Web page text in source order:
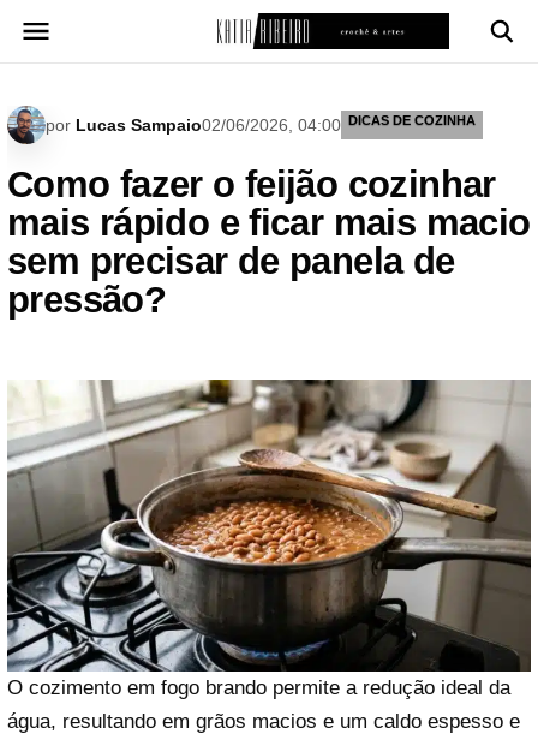
para
por Lucas Sampaio02/06/2026, 04:00 DICAS DE COZINHA
Como fazer o feijão cozinhar
mais rápido e ficar mais macio
sem precisar de panela de
pressão?
O cozimento em fogo brando permite a redução ideal da
água, resultando em grãos macios e um caldo espesso e